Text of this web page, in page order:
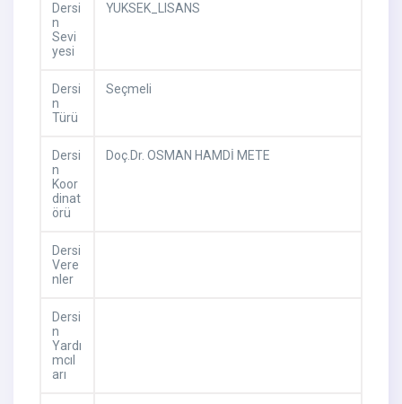
Dersi
n
Sevi
yesi
YUKSEK_LISANS
Dersi
n
Türü
Seçmeli
Dersi
n
Koor
dinat
örü
Doç.Dr. OSMAN HAMDİ METE
Dersi
Vere
nler
Dersi
n
Yardı
mcıl
arı